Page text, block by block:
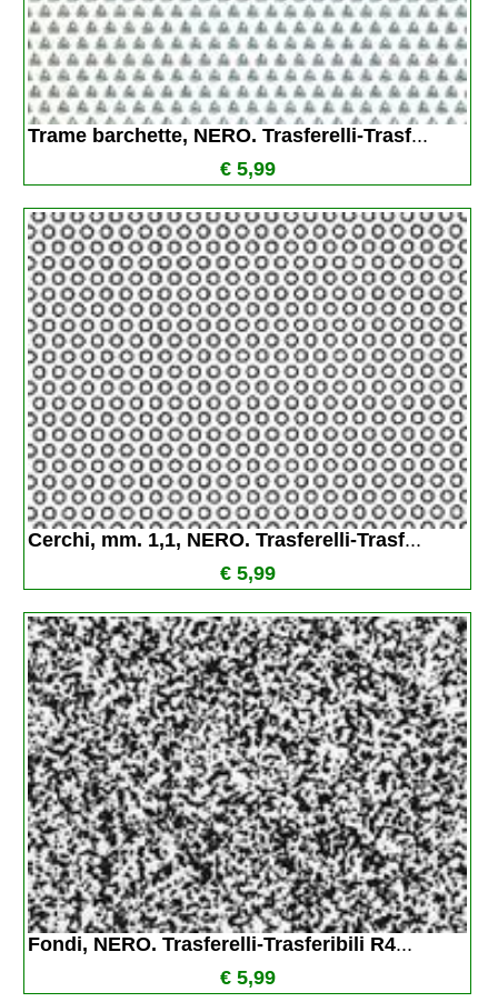
Trame barchette, NERO. Trasferelli-Trasf...
€ 5,99
Cerchi, mm. 1,1, NERO. Trasferelli-Trasf...
€ 5,99
Fondi, NERO. Trasferelli-Trasferibili R4...
€ 5,99